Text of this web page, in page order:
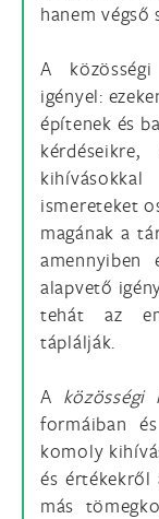
hanem
A
igényel:
építenek és
ismereteket
magának a
amennyiben
alapvető
tehát az
táplálják.
A közösségi
formáiban
komoly
és értékekről
más